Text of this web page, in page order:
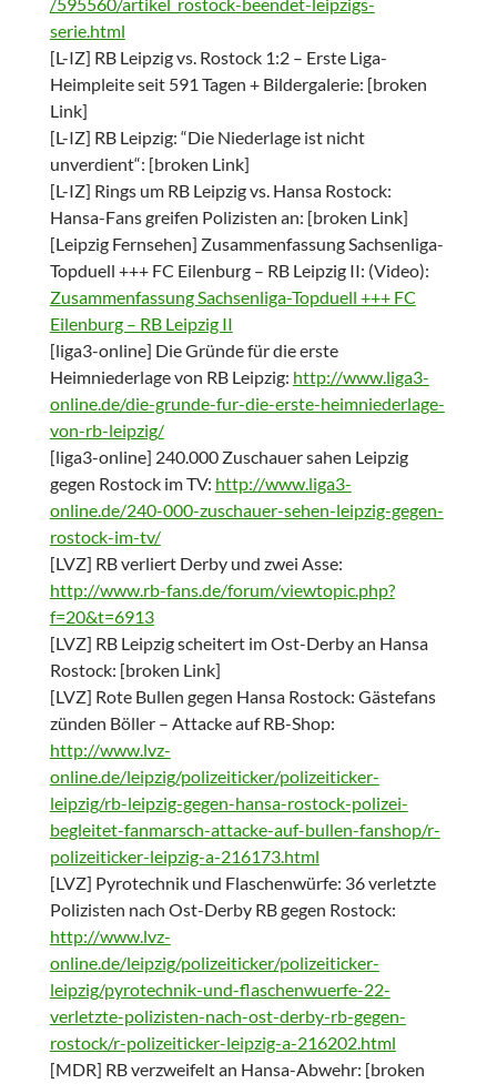
/595560/artikel_rostock-beendet-leipzigs-
serie.html
[L-IZ] RB Leipzig vs. Rostock 1:2 – Erste Liga-
Heimpleite seit 591 Tagen + Bildergalerie: [broken
Link]
[L-IZ] RB Leipzig: “Die Niederlage ist nicht
unverdient“: [broken Link]
[L-IZ] Rings um RB Leipzig vs. Hansa Rostock:
Hansa-Fans greifen Polizisten an: [broken Link]
[Leipzig Fernsehen] Zusammenfassung Sachsenliga-
Topduell +++ FC Eilenburg – RB Leipzig II: (Video):
Zusammenfassung Sachsenliga-Topduell +++ FC
Eilenburg – RB Leipzig II
[liga3-online] Die Gründe für die erste
Heimniederlage von RB Leipzig: http://www.liga3-
online.de/die-grunde-fur-die-erste-heimniederlage-
von-rb-leipzig/
[liga3-online] 240.000 Zuschauer sahen Leipzig
gegen Rostock im TV: http://www.liga3-
online.de/240-000-zuschauer-sehen-leipzig-gegen-
rostock-im-tv/
[LVZ] RB verliert Derby und zwei Asse:
http://www.rb-fans.de/forum/viewtopic.php?
f=20&t=6913
[LVZ] RB Leipzig scheitert im Ost-Derby an Hansa
Rostock: [broken Link]
[LVZ] Rote Bullen gegen Hansa Rostock: Gästefans
zünden Böller – Attacke auf RB-Shop:
http://www.lvz-
online.de/leipzig/polizeiticker/polizeiticker-
leipzig/rb-leipzig-gegen-hansa-rostock-polizei-
begleitet-fanmarsch-attacke-auf-bullen-fanshop/r-
polizeiticker-leipzig-a-216173.html
[LVZ] Pyrotechnik und Flaschenwürfe: 36 verletzte
Polizisten nach Ost-Derby RB gegen Rostock:
http://www.lvz-
online.de/leipzig/polizeiticker/polizeiticker-
leipzig/pyrotechnik-und-flaschenwuerfe-22-
verletzte-polizisten-nach-ost-derby-rb-gegen-
rostock/r-polizeiticker-leipzig-a-216202.html
[MDR] RB verzweifelt an Hansa-Abwehr: [broken